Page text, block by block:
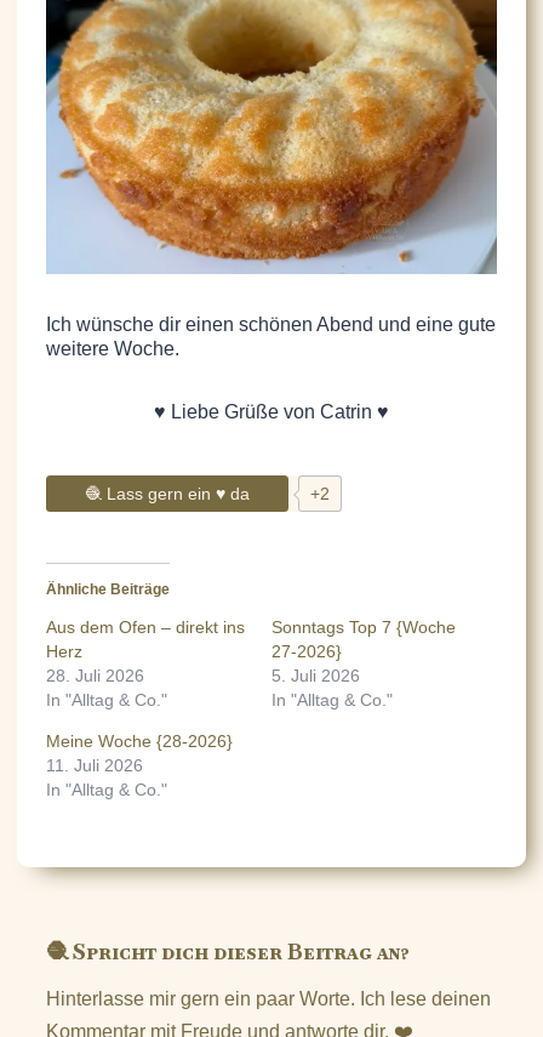
Ich wünsche dir einen schönen Abend und eine gute
weitere Woche.
♥ Liebe Grüße von Catrin ♥
🧶 Lass gern ein ♥ da +2
Ähnliche Beiträge
Aus dem Ofen – direkt ins
Herz
28. Juli 2026
In "Alltag & Co."
Sonntags Top 7 {Woche
27-2026}
5. Juli 2026
In "Alltag & Co."
Meine Woche {28-2026}
11. Juli 2026
In "Alltag & Co."
🧶 Spricht dich dieser Beitrag an?
Hinterlasse mir gern ein paar Worte. Ich lese deinen
Kommentar mit Freude und antworte dir. ❤️